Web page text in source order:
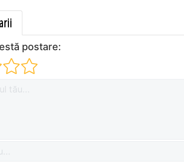
postare: